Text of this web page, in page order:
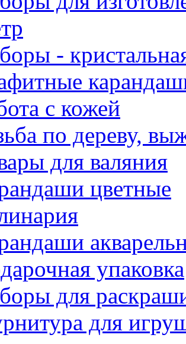
-
с кожей
по дереву,
для валяния
цветные
упаковка
для
для